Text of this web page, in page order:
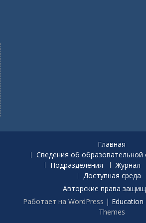
Главная
Сведения об образовательной
Подразделения
Журнал
Доступная среда
Авторские права
Работает на WordPress | Education
Themes